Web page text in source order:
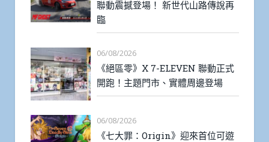
聯動震撼登場！ 新世代山路傳說再
臨
06/08/2026
《絕區零》X 7-ELEVEN 聯動正式
開跑！主題門市、實體周邊登場
06/08/2026
《七大罪：Origin》迎來首位可遊